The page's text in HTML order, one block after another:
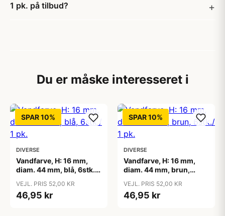
1 pk. på tilbud?
Du er måske interesseret i
SPAR 10%
DIVERSE
Vandfarve, H: 16 mm,
diam. 44 mm, blå, 6stk./
VEJL. PRIS 52,00 KR
46,95 kr
SPAR 10%
DIVERSE
Vandfarve, H: 16 mm,
diam. 44 mm, brun,
VEJL. PRIS 52,00 KR
46,95 kr